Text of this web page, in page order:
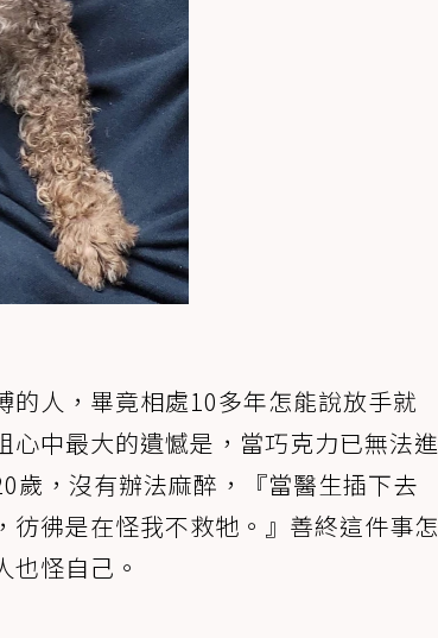
人，畢竟相處10多年怎能說放手就
中最大的遺憾是，當巧克力已無法進
歲，沒有辦法麻醉，『當醫生插下去
彿是在怪我不救牠。』善終這件事怎
怪自己。